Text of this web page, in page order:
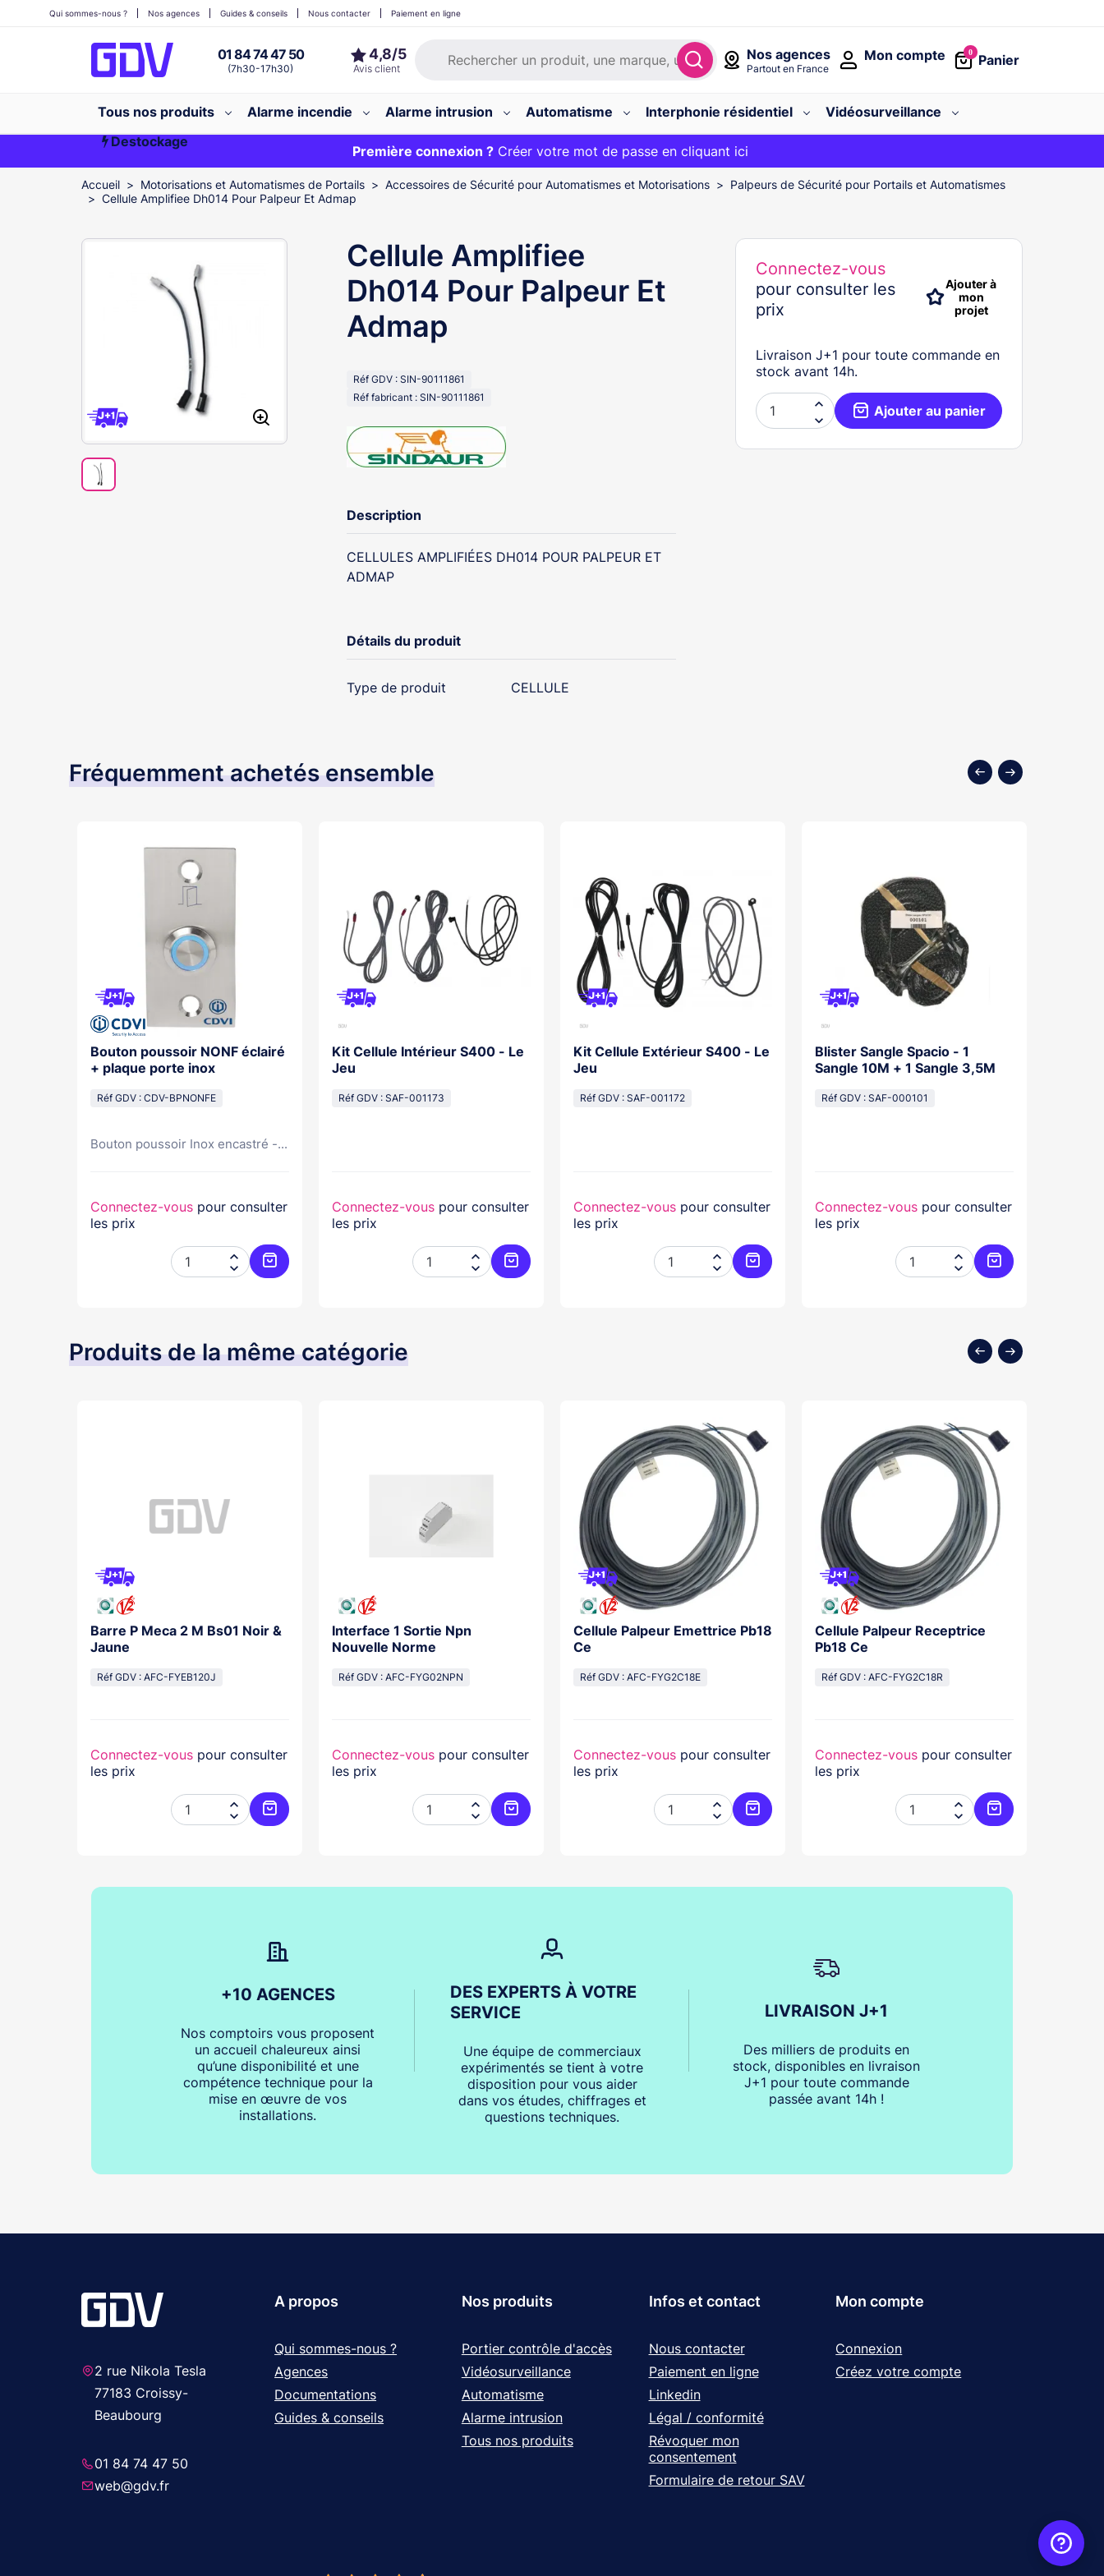
Nos agences
Partout en France
01 84 74 47 50
(7h30-17h30)
0
Panier
Mon compte
Qui sommes-nous ? Nos agences Guides & conseils Nous contacter Paiement en ligne
Tous nos produits Alarme incendie Alarme intrusion Automatisme Interphonie résidentiel
Vidéosurveillance
Destockage
Première commande ?20€ OFFERT sur votre panier et livraison 24/48h gratuite avec le code
Première connexion ?Créer votre mot de passe en cliquant ici
EXCLU WEB :
Accueil Motorisations et Automatismes de Portails Accessoires de Sécurité pour Automatismes et Motorisations
Palpeurs de Sécurité pour Portails et Automatismes
Cellule Amplifiee Dh014 Pour Palpeur Et Admap
Cellule Amplifiee
Dh014 Pour Palpeur Et
Admap
Réf GDV : SIN-90111861
Réf fabricant : SIN-90111861
Description
CELLULES AMPLIFIÉES DH014 POUR PALPEUR ET
ADMAP
Détails du produit
Type de produit CELLULE
Connectez-vous
pour consulter les
prix
Ajouter à
mon
projet
Livraison J+1 pour toute commande en
stock avant 14h.

 Ajouter au panier
Fréquemment achetés ensemble
Bouton poussoir NONF éclairé
+ plaque porte inox
Réf GDV : CDV-BPNONFE
Bouton poussoir Inox encastré -...
Connectez-vous pour consulter
les prix


Ajouter au panier
Kit Cellule Intérieur S400 - Le
Jeu
Réf GDV : SAF-001173
Connectez-vous pour consulter
les prix


Ajouter au panier
Kit Cellule Extérieur S400 - Le
Jeu
Réf GDV : SAF-001172
Connectez-vous pour consulter
les prix


Ajouter au panier
Blister Sangle Spacio - 1
Sangle 10M + 1 Sangle 3,5M
Réf GDV : SAF-000101
Connectez-vous pour consulter
les prix


Ajouter au panier
Produits de la même catégorie
Barre P Meca 2 M Bs01 Noir &
Jaune
Réf GDV : AFC-FYEB120J
Connectez-vous pour consulter
les prix


Ajouter au panier
Interface 1 Sortie Npn
Nouvelle Norme
Réf GDV : AFC-FYG02NPN
Connectez-vous pour consulter
les prix


Ajouter au panier
Cellule Palpeur Emettrice Pb18
Ce
Réf GDV : AFC-FYG2C18E
Connectez-vous pour consulter
les prix


Ajouter au panier
Cellule Palpeur Receptrice
Pb18 Ce
Réf GDV : AFC-FYG2C18R
Connectez-vous pour consulter
les prix


Ajouter au panier
+10 AGENCES
Nos comptoirs vous proposent
un accueil chaleureux ainsi
qu’une disponibilité et une
compétence technique pour la
mise en œuvre de vos
installations.
DES EXPERTS À VOTRE
SERVICE
Une équipe de commerciaux
expérimentés se tient à votre
disposition pour vous aider
dans vos études, chiffrages et
questions techniques.
LIVRAISON J+1
Des milliers de produits en
stock, disponibles en livraison
J+1 pour toute commande
passée avant 14h !
2 rue Nikola Tesla
77183 Croissy-
Beaubourg
01 84 74 47 50
web@gdv.fr
A propos
Qui sommes-nous ?
Agences
Documentations
Guides & conseils
Nos produits
Portier contrôle d'accès
Vidéosurveillance
Automatisme
Alarme intrusion
Tous nos produits
Infos et contact
Nous contacter
Paiement en ligne
Linkedin
Légal / conformité
Révoquer mon
consentement
Formulaire de retour SAV
Mon compte
Connexion
Créez votre compte